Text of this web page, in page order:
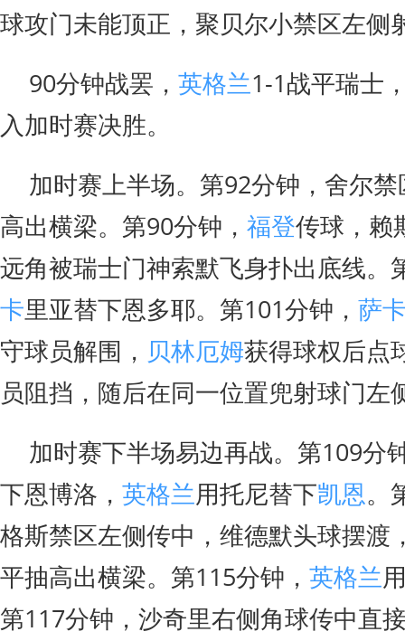
球攻门未能顶正，聚贝尔小禁区左侧
90分钟战罢， 英格兰1-1战平瑞士
入加时赛决胜。
加时赛上半场。第92分钟，舍尔
高出横梁。第90分钟， 福登传球，赖
远角被瑞士门神索默飞身扑出底线。
卡里亚替下恩多耶。第101分钟， 萨
守球员解围， 贝林厄姆获得球权后点
员阻挡，随后在同一位置兜射球门左
加时赛下半场易边再战。第109分
下恩博洛， 英格兰用托尼替下凯恩。
格斯禁区左侧传中，维德默头球摆渡
平抽高出横梁。第115分钟， 英格兰
第117分钟，沙奇里右侧角球传中直